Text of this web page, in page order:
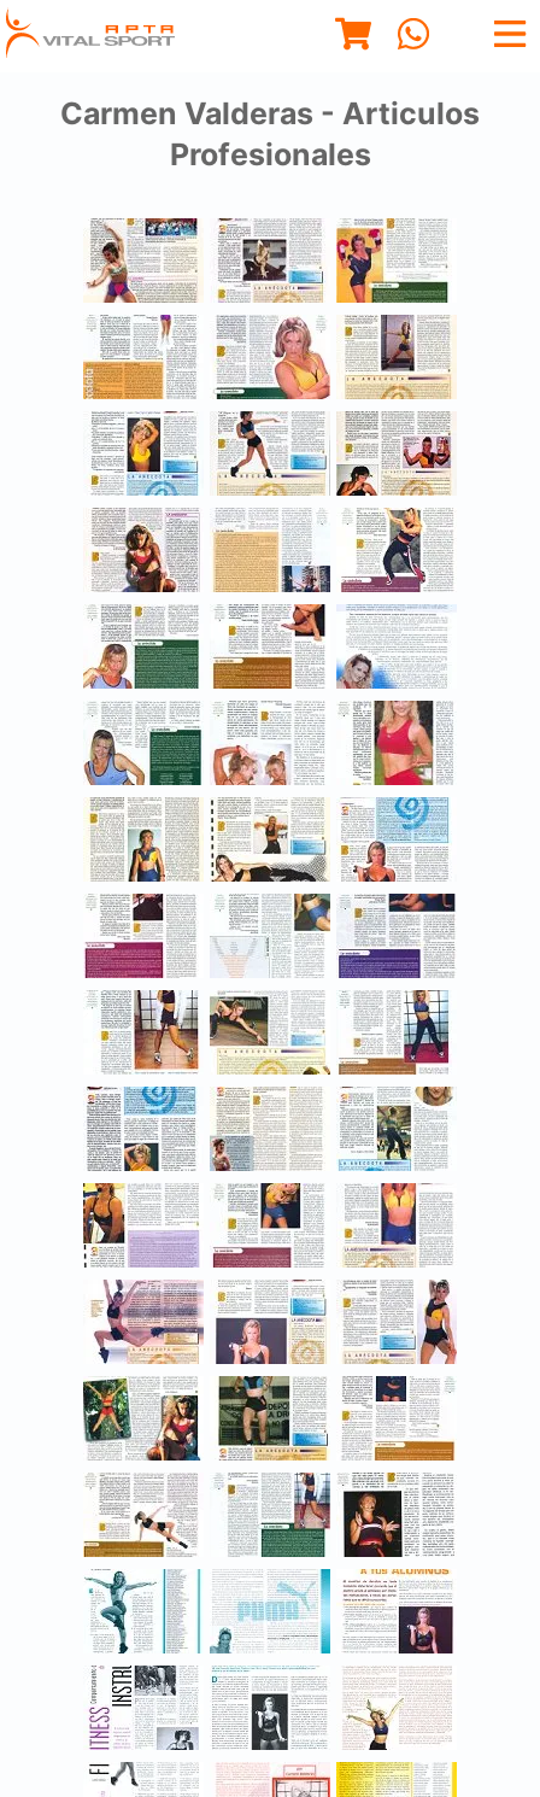
Carmen Valderas - Articulos
Profesionales